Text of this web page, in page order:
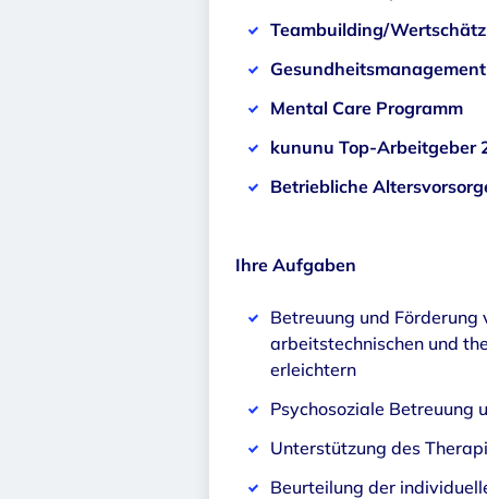
Teambuilding/
Mental Care Programm
kununu Top-Arbeitgeber
Betriebliche
Ihre Aufgaben
Betreuung und
arbeitstechnischen und
erleichtern
Psychosoziale Betreuung
Unterstützung des
Beurteilung der